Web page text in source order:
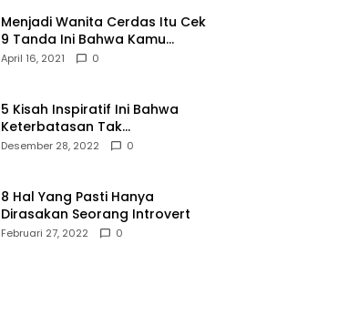
Menjadi Wanita Cerdas Itu Cek
9 Tanda Ini Bahwa Kamu
Memang Wanita Cerdas
April 16, 2021 0
5 Kisah Inspiratif Ini Bahwa
Keterbatasan Tak
Menghalangi Segalanya
Desember 28, 2022 0
8 Hal Yang Pasti Hanya
Dirasakan Seorang Introvert
Februari 27, 2022 0